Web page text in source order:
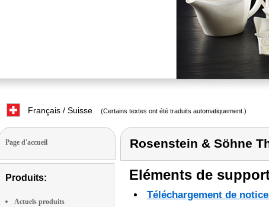
Français / Suisse (Certains textes ont été traduits automatiquement.)
Page d'accueil
Produits:
Actuels produits
Rosenstein & Söhne
Eléments de
Téléchargement de